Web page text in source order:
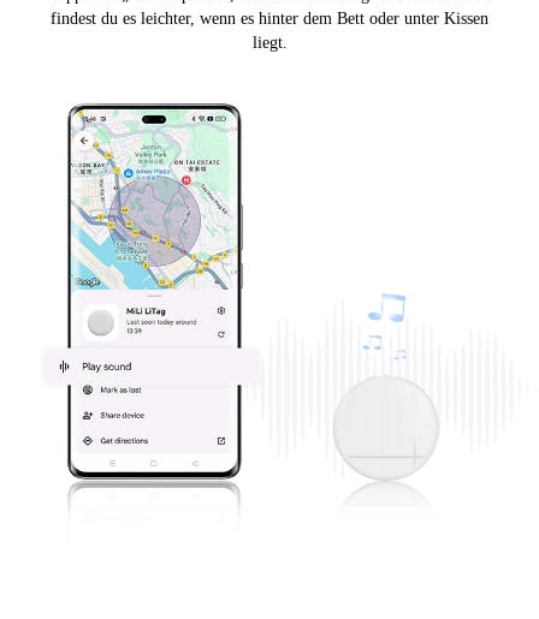
findest du es leichter, wenn es hinter dem Bett oder unter Kissen
liegt.